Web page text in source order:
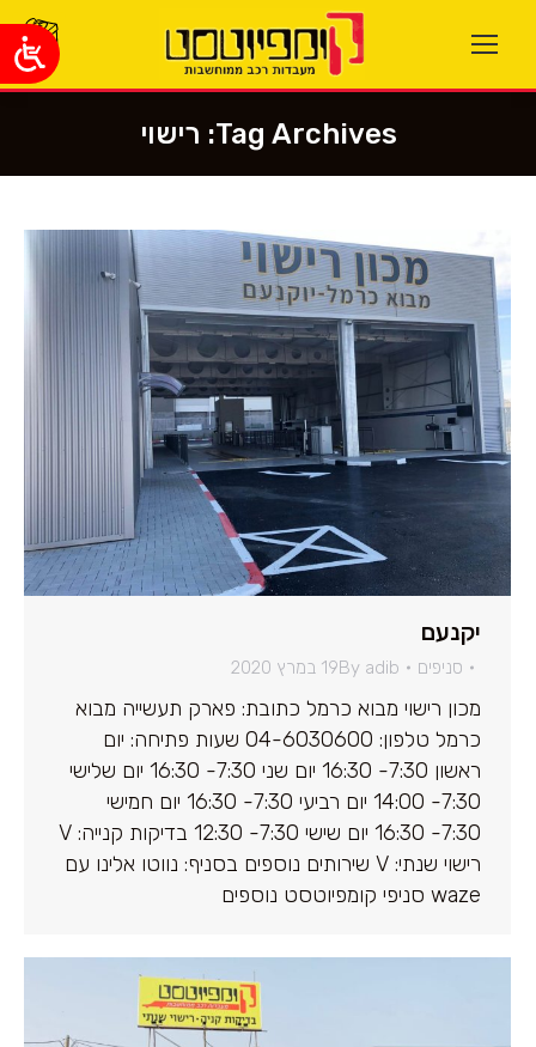
Tag Archives: רישוי
You are here:
יקנעם
סניפים By adib 19 במרץ 2020
מכון רישוי מבוא כרמל כתובת: פארק תעשייה מבוא
כרמל טלפון: 04-6030600 שעות פתיחה: יום
ראשון 7:30- 16:30 יום שני 7:30- 16:30 יום שלישי
7:30- 14:00 יום רביעי 7:30- 16:30 יום חמישי
7:30- 16:30 יום שישי 7:30- 12:30 בדיקות קנייה: V
רישוי שנתי: V שירותים נוספים בסניף: נווטו אלינו עם
waze סניפי קומפיוטסט נוספים